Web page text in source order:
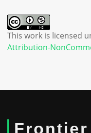
This work is licensed
Attribution-